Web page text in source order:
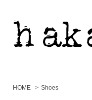
HOME > Shoes